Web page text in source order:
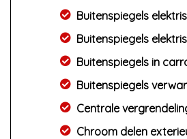
Buitenspiegels
Buitenspiegels
Buitenspiegels in
Buitenspiegels
Centrale
Chroom delen